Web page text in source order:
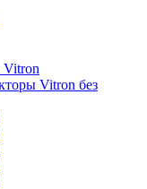
Vitron
Vitron без